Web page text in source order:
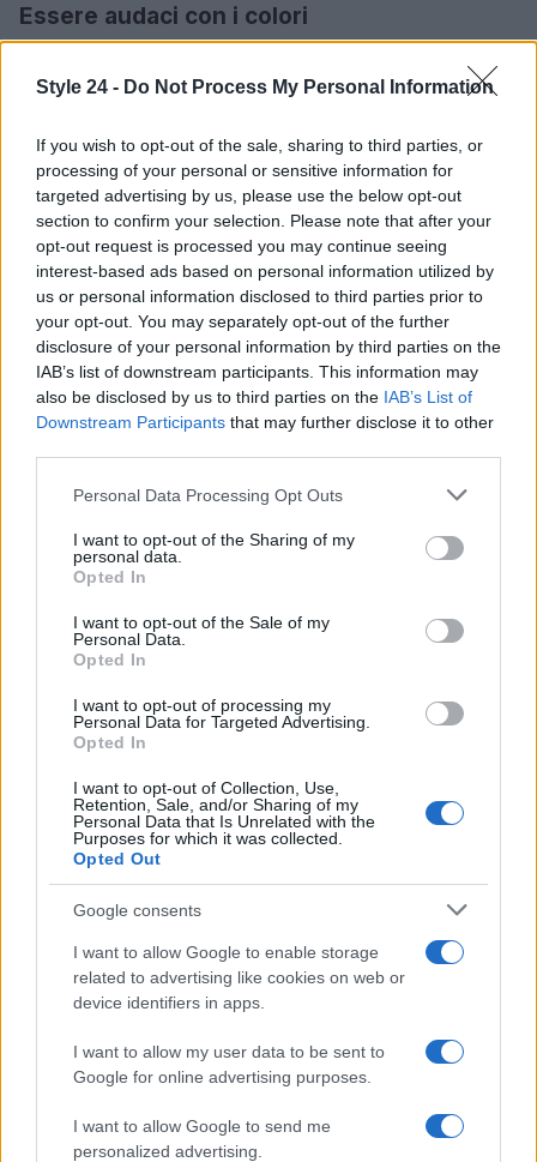
Style 24 - Do Not Process My Personal Information
If you wish to opt-out of the sale, sharing to third parties, or
processing of your personal or sensitive information for
targeted advertising by us, please use the below opt-out
section to confirm your selection. Please note that after your
opt-out request is processed you may continue seeing
interest-based ads based on personal information utilized by
us or personal information disclosed to third parties prior to
your opt-out. You may separately opt-out of the further
disclosure of your personal information by third parties on the
IAB’s list of downstream participants. This information may
also be disclosed by us to third parties on the IAB’s List of
Downstream Participants that may further disclose it to other
Please note that this website/app uses one or more Google
not limited to your visit or usage behaviour. You may click to
grant or deny consent to Google and its third-party tags to
use your data for below specified purposes in below Google
consent section.
Personal Data Processing Opt Outs
I want to opt-out of the Sharing of my
personal data.
Opted In
I want to opt-out of the Sale of my
Personal Data.
Opted In
I want to opt-out of processing my
Personal Data for Targeted Advertising.
Opted In
I want to opt-out of Collection, Use,
Retention, Sale, and/or Sharing of my
Personal Data that Is Unrelated with the
Purposes for which it was collected.
Opted Out
Google consents
I want to allow Google to enable storage
related to advertising like cookies on web or
device identifiers in apps.
I want to allow my user data to be sent to
Google for online advertising purposes.
I want to allow Google to send me
personalized advertising.
Essere audaci con i colori
un ambiente rilassato, ilcomfortdeve essere la
stile. Una combinazione vincente potrebbe
consistere in una gonna in lana abbinata a un
pullover morbidocon spalle scoperte, completata
da scarpe in vernice di un vivace rosso, simbolo di
buon auspicio. Questo outfit è ideale per godere
della serata senza compromettere il look.0
AUTORE
Staff
Continua a leggere
LIFESTYLE